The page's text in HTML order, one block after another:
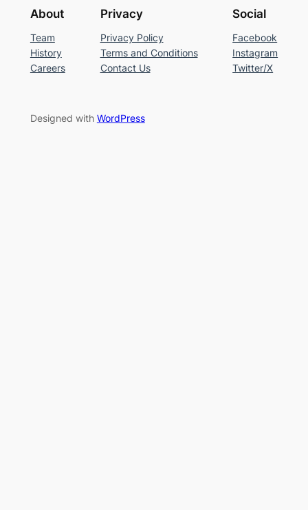
About
Team
History
Careers
Privacy
Privacy Policy
Terms and Conditions
Contact Us
Social
Facebook
Instagram
Twitter/X
Designed with WordPress